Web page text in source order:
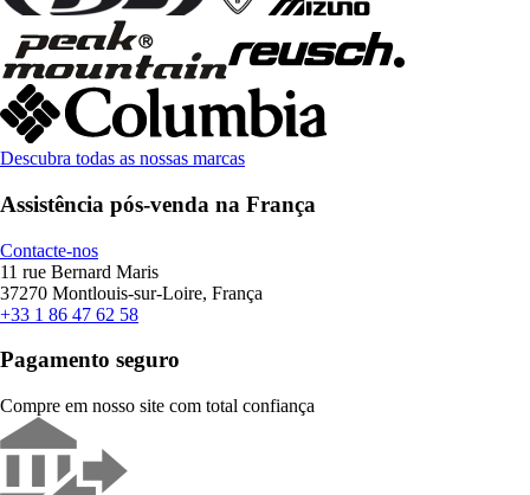
Descubra todas as nossas marcas
Assistência pós-venda na França
Contacte-nos
11 rue Bernard Maris
37270 Montlouis-sur-Loire, França
+33 1 86 47 62 58
Pagamento seguro
Compre em nosso site com total confiança